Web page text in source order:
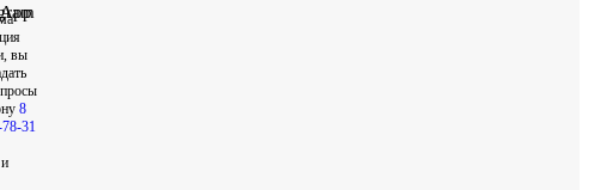
вы
8
31